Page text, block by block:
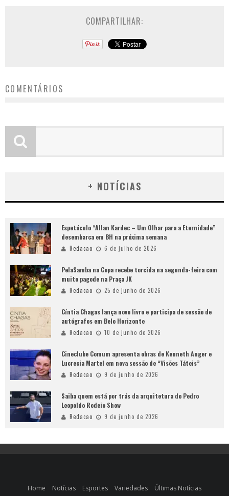
COMPARTILHAR:
COMENTÁRIOS
+ NOTÍCIAS
Espetáculo “Allan Kardec – Um Olhar para a Eternidade”
desembarca em BH na próxima semana
Redacao 6 de julho de 2026
PelaSamba na Copa recebe torcida na segunda-feira com
muito pagode na Praça JK
Redacao 25 de junho de 2026
Cíntia Chagas lança novo livro e participa de sessão de
autógrafos em Belo Horizonte
Redacao 10 de junho de 2026
Cineclube Comum apresenta obras de Kenneth Anger e
Lucrecia Martel em nova sessão de “Visões Táteis”
Redacao 9 de junho de 2026
Saiba quem está por trás da arquitetura do Pedro
Leopoldo Rodeio Show
Redacao 9 de junho de 2026
Home Notícias Esportes Variedades Últimas Notícias